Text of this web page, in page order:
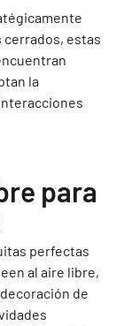
cerrados, estas
la
para
perfectas
al aire libre,
de